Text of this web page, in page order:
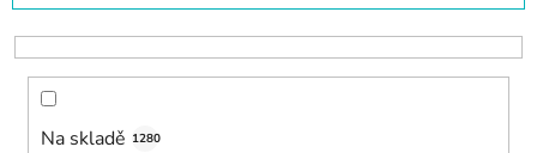
z
e
Na skladě 1280